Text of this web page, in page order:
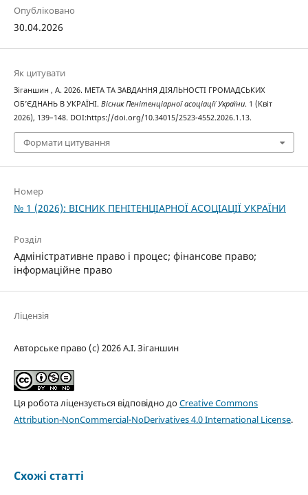
Опубліковано
30.04.2026
Як цитувати
Зіганшин , А. 2026. МЕТА ТА ЗАВДАННЯ ДІЯЛЬНОСТІ ГРОМАДСЬКИХ
ОБ’ЄДНАНЬ В УКРАЇНІ. Вісник Пенітенціарної асоціації України. 1 (Квіт
2026), 139–148. DOI:https://doi.org/10.34015/2523-4552.2026.1.13.
Формати цитування
Номер
№ 1 (2026): ВІСНИК ПЕНІТЕНЦІАРНОЇ АСОЦІАЦІЇ УКРАЇНИ
Розділ
Адміністративне право і процес; фінансове право;
інформаційне право
Ліцензія
Авторське право (c) 2026 А.І. Зіганшин
Ця робота ліцензується відповідно доCreative Commons
Attribution-NonCommercial-NoDerivatives 4.0 International License.
Схожі статті